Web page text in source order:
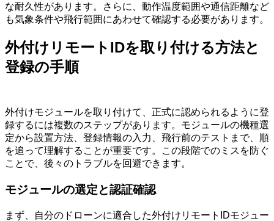
な耐久性があります。さらに、動作温度範囲や通信距離など
も気象条件や飛行範囲にあわせて確認する必要があります。
外付けリモートIDを取り付ける方法と
登録の手順
外付けモジュールを取り付けて、正式に認められるように登
録するには複数のステップがあります。モジュールの機種選
定から設置方法、登録情報の入力、飛行前のテストまで、順
を追って理解することが重要です。この段階でのミスを防ぐ
ことで、後々のトラブルを回避できます。
モジュールの選定と認証確認
まず、自分のドローンに適合した外付けリモートIDモジュー